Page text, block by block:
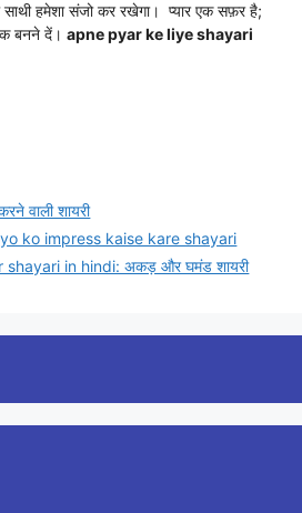
हमेशा संजो कर रखेगा। प्यार एक सफ़र है;
बनने दें। apne pyar ke liye shayari
वाली शायरी
ko impress kaise kare shayari
in hindi: अकड़ और घमंड शायरी